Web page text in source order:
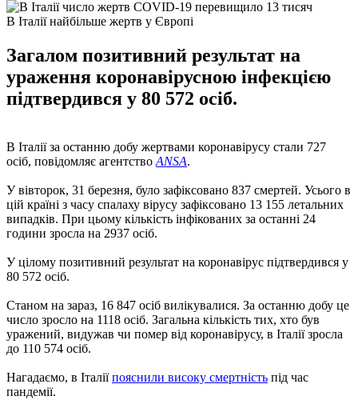
В Італії найбільше жертв у Європі
Загалом позитивний результат на
ураження коронавірусною інфекцією
підтвердився у 80 572 осіб.
В Італії за останню добу жертвами коронавірусу стали 727
осіб, повідомляє агентство ANSA.
У вівторок, 31 березня, було зафіксовано 837 смертей. Усього в
цій країні з часу спалаху вірусу зафіксовано 13 155 летальних
випадків. При цьому кількість інфікованих за останні 24
години зросла на 2937 осіб.
У цілому позитивний результат на коронавірус підтвердився у
80 572 осіб.
Станом на зараз, 16 847 осіб вилікувалися. За останню добу це
число зросло на 1118 осіб. Загальна кількість тих, хто був
уражений, видужав чи помер від коронавірусу, в Італії зросла
до 110 574 осіб.
Нагадаємо, в Італіїпояснили високу смертність під час
пандемії.